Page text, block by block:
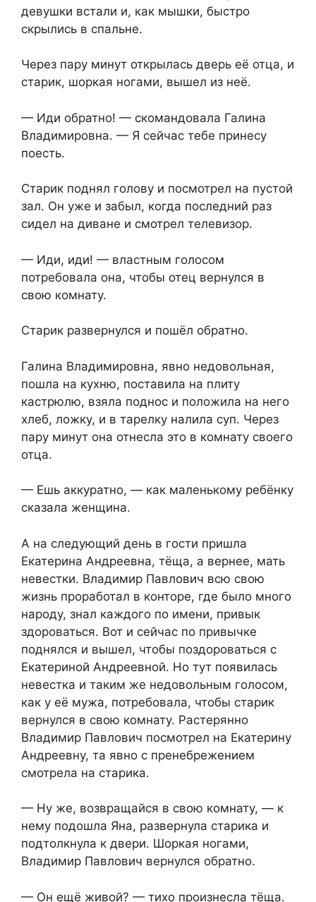
девушки встали и, как мышки, быстро
скрылись в спальне.
Через пару минут открылась дверь её отца, и
старик, шоркая ногами, вышел из неё.
— Иди обратно! — скомандовала Галина
Владимировна. — Я сейчас тебе принесу
поесть.
Старик поднял голову и посмотрел на пустой
зал. Он уже и забыл, когда последний раз
сидел на диване и смотрел телевизор.
— Иди, иди! — властным голосом
потребовала она, чтобы отец вернулся в
свою комнату.
Старик развернулся и пошёл обратно.
Галина Владимировна, явно недовольная,
пошла на кухню, поставила на плиту
кастрюлю, взяла поднос и положила на него
хлеб, ложку, и в тарелку налила суп. Через
пару минут она отнесла это в комнату своего
отца.
— Ешь аккуратно, — как маленькому ребёнку
сказала женщина.
А на следующий день в гости пришла
Екатерина Андреевна, тёща, а вернее, мать
невестки. Владимир Павлович всю свою
жизнь проработал в конторе, где было много
народу, знал каждого по имени, привык
здороваться. Вот и сейчас по привычке
поднялся и вышел, чтобы поздороваться с
Екатериной Андреевной. Но тут появилась
невестка и таким же недовольным голосом,
как у её мужа, потребовала, чтобы старик
вернулся в свою комнату. Растерянно
Владимир Павлович посмотрел на Екатерину
Андреевну, та явно с пренебрежением
смотрела на старика.
— Ну же, возвращайся в свою комнату, — к
нему подошла Яна, развернула старика и
подтолкнула к двери. Шоркая ногами,
Владимир Павлович вернулся обратно.
— Он ещё живой? — тихо произнесла тёща.